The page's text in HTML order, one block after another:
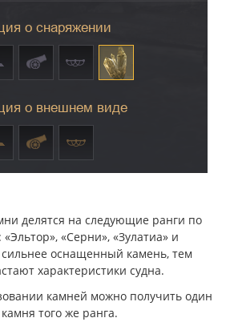
делятся на следующие ранги по
«Серни», «Зулатиа» и
оснащенный камень, тем
характеристики судна.
камней можно получить один
того же ранга.